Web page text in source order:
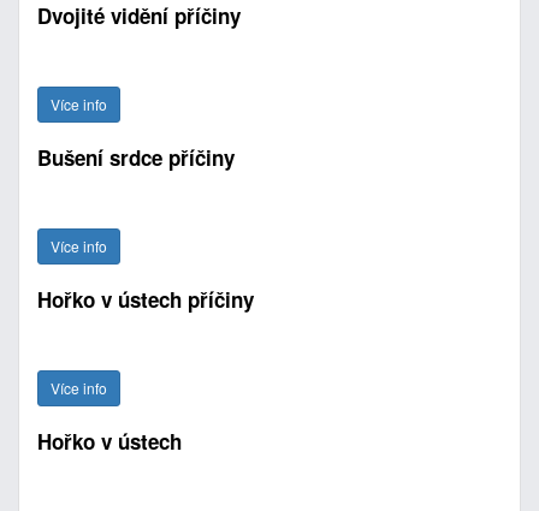
Dvojité vidění příčiny
Více info
Bušení srdce příčiny
Více info
Hořko v ústech příčiny
Více info
Hořko v ústech